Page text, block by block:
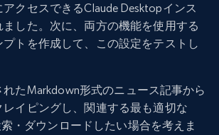
アクセスできるClaude Desktopインス
ました。次に、両方の機能を使用する
トを作成して、この設定をテストし
たMarkdown形式のニュース記事から
レイピングし、関連する最も適切な
・ダウンロードしたい場合を考えま